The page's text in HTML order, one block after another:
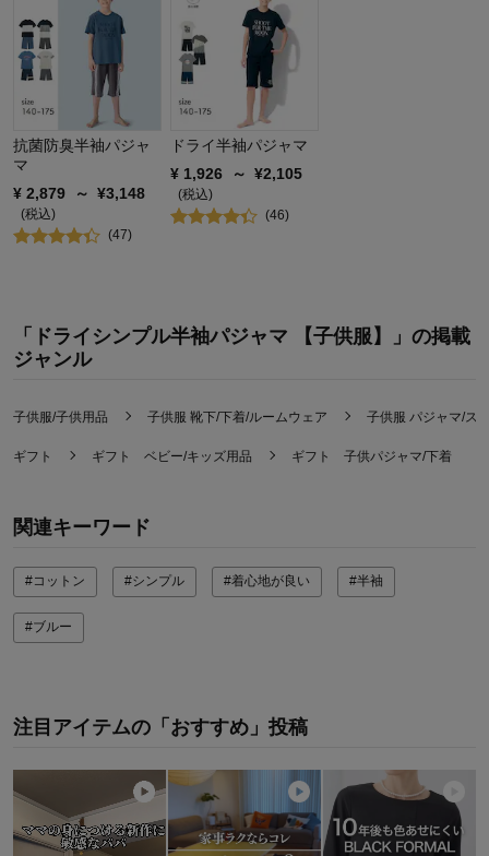
抗菌防臭半袖パジャ
マ
¥ 2,879 ～ ¥3,148
(税込)
(47)
ドライ半袖パジャマ
¥ 1,926 ～ ¥2,105
(税込)
(46)
「ドライシンプル半袖パジャマ 【子供服】」の掲載
ジャンル
子供服/子供用品 子供服 靴下/下着/ルームウェア 子供服 パジャマ/ス
ギフト ギフト ベビー/キッズ用品 ギフト 子供パジャマ/下着
関連キーワード
#コットン #シンプル #着心地が良い #半袖
#ブルー
注目アイテムの「おすすめ」投稿